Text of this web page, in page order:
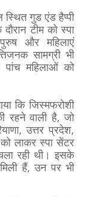
गुड एंड हैप्पी
टीम को स्पा
और महिलाएं
सामग्री भी
महिलाओं को
कि जिस्मफरोशी
रहने वाली है, जो
उत्तर प्रदेश,
लाकर स्पा सेंटर
रही थी। इसके
हैं, उन पर भी